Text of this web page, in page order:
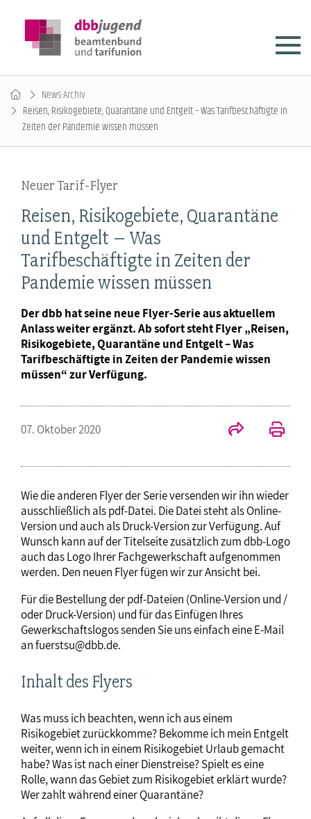
News-Archiv
Reisen, Risikogebiete, Quarantäne und Entgelt – Was Tarifbeschäftigte in
Zeiten der Pandemie wissen müssen
Neuer Tarif-Flyer
Reisen, Risikogebiete, Quarantäne
und Entgelt – Was
Tarifbeschäftigte in Zeiten der
Pandemie wissen müssen
Der dbb hat seine neue Flyer-Serie aus aktuellem
Anlass weiter ergänzt. Ab sofort steht Flyer „Reisen,
Risikogebiete, Quarantäne und Entgelt – Was
Tarifbeschäftigte in Zeiten der Pandemie wissen
müssen“ zur Verfügung.
07. Oktober 2020
Wie die anderen Flyer der Serie versenden wir ihn wieder
ausschließlich als pdf-Datei. Die Datei steht als Online-
Version und auch als Druck-Version zur Verfügung. Auf
Wunsch kann auf der Titelseite zusätzlich zum dbb-Logo
auch das Logo Ihrer Fachgewerkschaft aufgenommen
werden. Den neuen Flyer fügen wir zur Ansicht bei.
Für die Bestellung der pdf-Dateien (Online-Version und /
oder Druck-Version) und für das Einfügen Ihres
Gewerkschaftslogos senden Sie uns einfach eine E-Mail
an fuerstsu@dbb.de.
Inhalt des Flyers
Was muss ich beachten, wenn ich aus einem
Risikogebiet zurückkomme? Bekomme ich mein Entgelt
weiter, wenn ich in einem Risikogebiet Urlaub gemacht
habe? Was ist nach einer Dienstreise? Spielt es eine
Rolle, wann das Gebiet zum Risikogebiet erklärt wurde?
Wer zahlt während einer Quarantäne?